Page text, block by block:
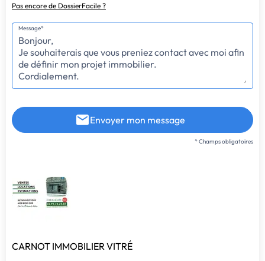
Pas encore de DossierFacile ?
Message*
Envoyer mon message
* Champs obligatoires
CARNOT IMMOBILIER VITRÉ